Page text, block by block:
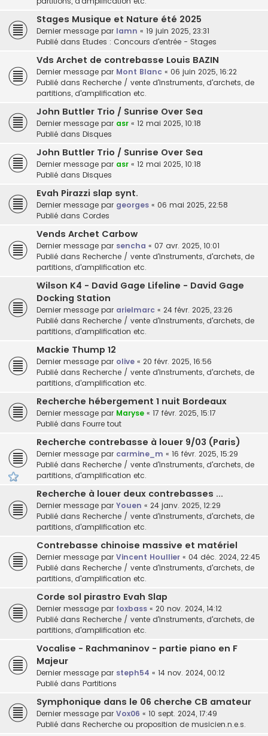
Stages Musique et Nature été 2025
Dernier message par lamn « 19 juin 2025, 23:31
Publié dans Etudes : Concours d'entrée - Stages
Vds Archet de contrebasse Louis BAZIN
Dernier message par Mont Blanc « 06 juin 2025, 16:22
Publié dans Recherche / vente d'instruments, d'archets, de
partitions, d'amplification etc.
John Buttler Trio / Sunrise Over Sea
Dernier message par asr « 12 mai 2025, 10:18
Publié dans Disques
John Buttler Trio / Sunrise Over Sea
Dernier message par asr « 12 mai 2025, 10:18
Publié dans Disques
Evah Pirazzi slap synt.
Dernier message par georges « 06 mai 2025, 22:58
Publié dans Cordes
Vends Archet Carbow
Dernier message par sencha « 07 avr. 2025, 10:01
Publié dans Recherche / vente d'instruments, d'archets, de
partitions, d'amplification etc.
Wilson K4 - David Gage Lifeline - David Gage
Docking Station
Dernier message par arielmarc « 24 févr. 2025, 23:26
Publié dans Recherche / vente d'instruments, d'archets, de
partitions, d'amplification etc.
Mackie Thump 12
Dernier message par olive « 20 févr. 2025, 16:56
Publié dans Recherche / vente d'instruments, d'archets, de
partitions, d'amplification etc.
Recherche hébergement 1 nuit Bordeaux
Dernier message par Maryse « 17 févr. 2025, 15:17
Publié dans Fourre tout
Recherche contrebasse à louer 9/03 (Paris)
Dernier message par carmine_m « 16 févr. 2025, 15:29
Publié dans Recherche / vente d'instruments, d'archets, de
partitions, d'amplification etc.
Recherche à louer deux contrebasses ...
Dernier message par Youen « 24 janv. 2025, 12:29
Publié dans Recherche / vente d'instruments, d'archets, de
partitions, d'amplification etc.
Contrebasse chinoise massive et matériel
Dernier message par Vincent Houllier « 04 déc. 2024, 22:45
Publié dans Recherche / vente d'instruments, d'archets, de
partitions, d'amplification etc.
Corde sol pirastro Evah Slap
Dernier message par foxbass « 20 nov. 2024, 14:12
Publié dans Recherche / vente d'instruments, d'archets, de
partitions, d'amplification etc.
Vocalise - Rachmaninov - partie piano en F
Majeur
Dernier message par steph54 « 14 nov. 2024, 00:12
Publié dans Partitions
Symphonique dans le 06 cherche CB amateur
Dernier message par Vox06 « 10 sept. 2024, 17:49
Publié dans Recherche ou proposition de musicien.n.e.s.